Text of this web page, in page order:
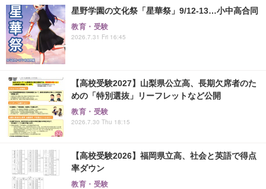
星野学園の文化祭「星華祭」9/12-13…小中高合同
教育・受験
2026.7.31 Fri 16:45
【高校受験2027】山梨県公立高、長期欠席者のた
めの「特別選抜」リーフレットなど公開
教育・受験
2026.7.30 Thu 18:15
【高校受験2026】福岡県立高、社会と英語で得点
率ダウン
教育・受験